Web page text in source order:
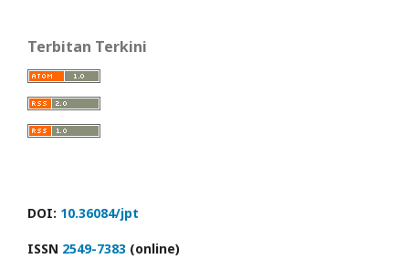
Terbitan Terkini
DOI: 10.36084/jpt
ISSN 2549-7383 (online)